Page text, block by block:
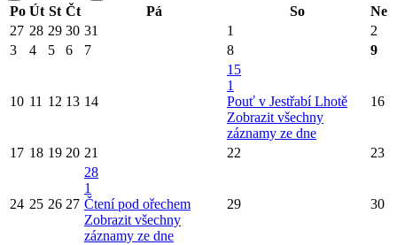
Po Út St Čt Pá So
Ne
27 28 29 30 31 1
2
3
4 5 6 7 8 9
10 11 12 13 14
15
1
Pouť v Jestřabí Lhotě
Zobrazit všechny
záznamy ze dne
16
17 18 19 20 21 22 23
24 25 26 27
28
1
Čtení pod ořechem
Zobrazit všechny
záznamy ze dne
29 30